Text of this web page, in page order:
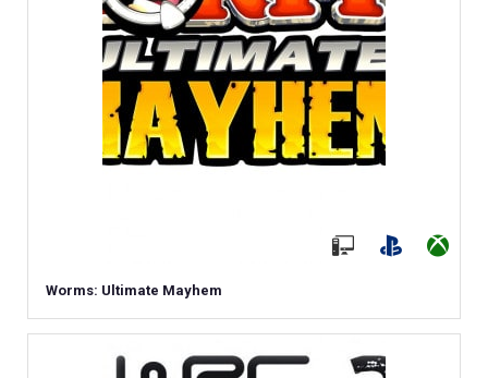
Worms: Ultimate Mayhem